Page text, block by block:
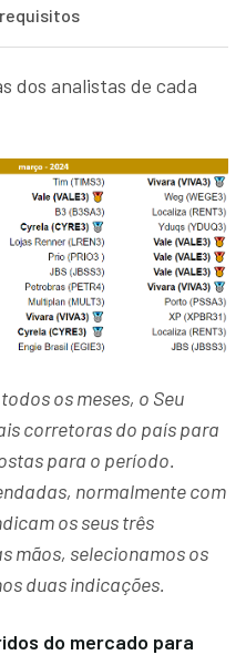
dos analistas de cada
os meses, o Seu
corretoras do país para
para o período.
normalmente com
os seus três
mãos, selecionamos os
duas indicações.
do mercado para